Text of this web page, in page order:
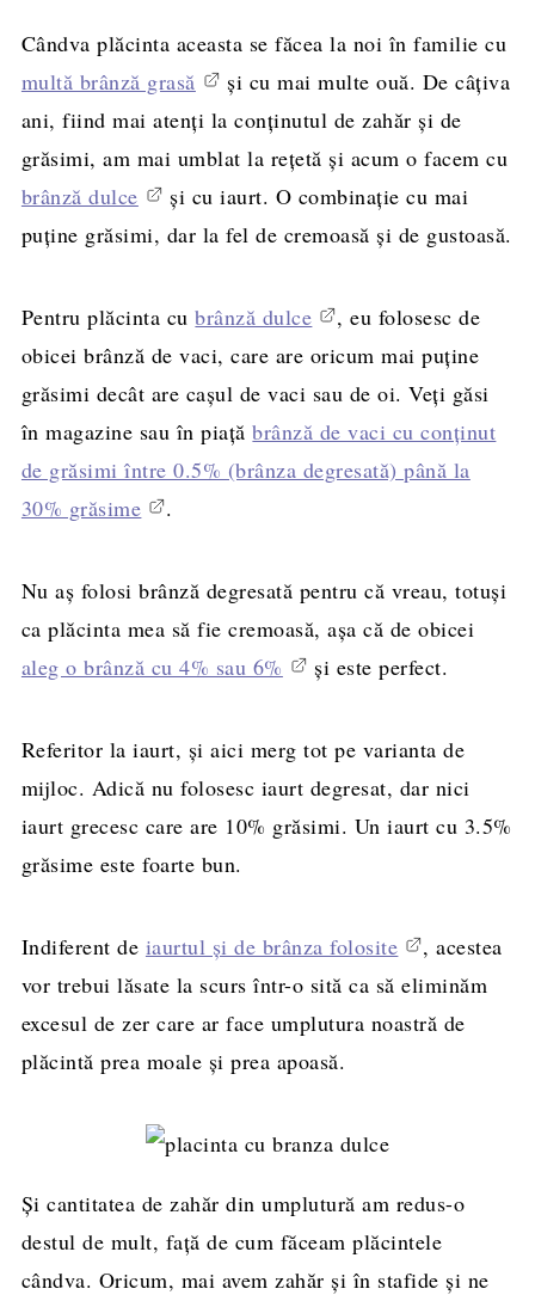
Cândva plăcinta aceasta se făcea la noi în familie cu
multă brânză grasă
și cu mai multe ouă. De câțiva
ani, fiind mai atenți la conținutul de zahăr și de
grăsimi, am mai umblat la rețetă și acum o facem cu
brânză dulce
și cu iaurt. O combinație cu mai
puține grăsimi, dar la fel de cremoasă și de gustoasă.
Pentru plăcinta cubrânză dulce
, eu folosesc de
obicei brânză de vaci, care are oricum mai puține
grăsimi decât are cașul de vaci sau de oi. Veți găsi
în magazine sau în piațăbrânză de vaci cu conținut
de grăsimi între 0.5% (brânza degresată) până la
30% grăsime
.
Nu aș folosi brânză degresată pentru că vreau, totuși
ca plăcinta mea să fie cremoasă, așa că de obicei
aleg o brânză cu 4% sau 6%
și este perfect.
Referitor la iaurt, și aici merg tot pe varianta de
mijloc. Adică nu folosesc iaurt degresat, dar nici
iaurt grecesc care are 10% grăsimi. Un iaurt cu 3.5%
grăsime este foarte bun.
Indiferent de iaurtul și de brânza folosite
, acestea
vor trebui lăsate la scurs într-o sită ca să eliminăm
excesul de zer care ar face umplutura noastră de
plăcintă prea moale și prea apoasă.
Și cantitatea de zahăr din umplutură am redus-o
destul de mult, față de cum făceam plăcintele
cândva. Oricum, mai avem zahăr și în stafide și ne